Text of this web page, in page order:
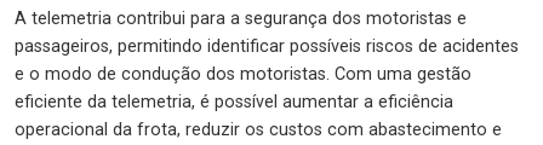
A telemetria contribui para a segurança dos motoristas e
passageiros, permitindo identificar possíveis riscos de acidentes
e o modo de condução dos motoristas. Com uma gestão
eficiente da telemetria, é possível aumentar a eficiência
operacional da frota, reduzir os custos com abastecimento e